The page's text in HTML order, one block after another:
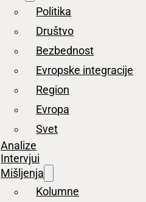
Politika
Društvo
Bezbednost
Evropske integracije
Region
Evropa
Svet
Analize
Intervjui
Mišljenja
Kolumne